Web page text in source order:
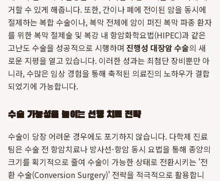
거할 수 있게 해줍니다. 또한, 간이나 폐에 전이된 암을 동시에
절제하는 복합 수술이나, 복막 전체에 암이 퍼진 복막 파종 환자
를 위한 복막 절제술 및 복강 내 항암화학요법(HIPEC)과 같은
고난도 수술을 성공적으로 시행하며 진행성 대장암 수술의 새
로운 지평을 열고 있습니다. 이러한 성과는 최첨단 장비뿐만 아
니라, 수많은 임상 경험을 통해 축적된 의료진의 노하우가 결합
되었기에 가능합니다.
수술 가능성을 높이는 선행 치료 전략
수술이 당장 어려운 경우에도 포기하지 않습니다. 다학제 진료
팀은 수술 전 항암치료나 방사선-항암 동시 요법을 통해 종양의
크기를 획기적으로 줄여 수술이 가능한 상태로 전환시키는 '전
환 수술(Conversion Surgery)' 전략을 적극적으로 활용합니